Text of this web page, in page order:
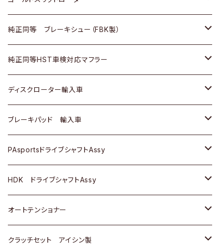
ＢＭＷ
三菱
スバル
マツダ
三菱
スバル
いすゞ
ダイハツ
マツダ
三菱
スバル
ＢＥＮＺ
日産
ダイハツ
マツダ
三菱
スバル
日産
いすゞ
ダイハツ
マツダ
三菱
スバル
ホンダ
スズキ
日産
ダイハツ
マツダ
三菱
スバル
トヨタ
ホンダ
スズキ
日産
ダイハツ
マツダ
三菱
スバル
純正同等 ブレーキシュー（FBK製）
ホンダ
スズキ
日産
ダイハツ
マツダ
三菱
スバル
純正同等HST車検対応マフラー
トヨタ
ホンダ
スズキ
日産
いすゞ
ダイハツ
ディスクローター輸入車
ＡＵＤＩ
ＢＥＮＺ
ＢＭＷ
GOLF
ＷＡＧＥＮ
ブレーキパッド 輸入車
ＢＥＮＺ
ＢＭＷ
ＷＡＧＥＮ
ＶＯＬＶＯ
PAsportsドライブシャフトAssy
トヨタ
ホンダ
スズキ
HDK ドライブシャフトAssy
スズキ
ダイハツ
オートテンショナー
トヨタ
クラッチセット アイシン製